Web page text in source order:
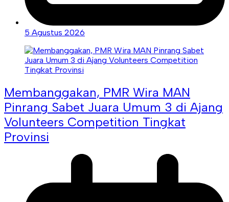
5 Agustus 2026
Membanggakan, PMR Wira MAN
Pinrang Sabet Juara Umum 3 di Ajang
Volunteers Competition Tingkat
Provinsi